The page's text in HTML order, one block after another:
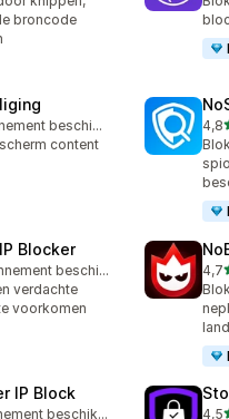
broncode
Gratis abonnement beschikbaar
content
4,8
54
Blocker
Gratis abonnement beschikbaar
verdachte
voorkomen
4,7
12
IP Block
Gratis abonnement beschikbaar
4,5